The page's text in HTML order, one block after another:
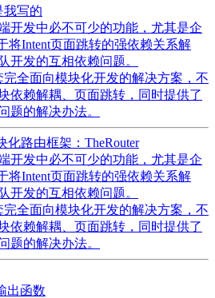
我写的
开发中必不可少的功能，尤其是企
将Intent页面跳转的强依赖关系解
开发的互相依赖问题。
完全面向模块化开发的解决方案，不
依赖解耦、页面跳转，同时提供了
题的解决办法。
化路由框架：TheRouter
开发中必不可少的功能，尤其是企
将Intent页面跳转的强依赖关系解
开发的互相依赖问题。
完全面向模块化开发的解决方案，不
依赖解耦、页面跳转，同时提供了
题的解决办法。
出函数